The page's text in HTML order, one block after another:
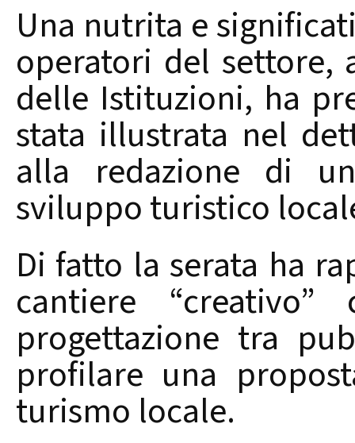
Una nutrita e
operatori del settore,
delle Istituzioni, ha
stata illustrata nel
alla redazione di
sviluppo turistico
Di fatto la serata ha
cantiere
progettazione tra
profilare una
turismo locale.